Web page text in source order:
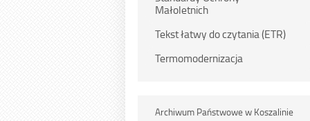
Małoletnich
Tekst łatwy do czytania (ETR)
Termomodernizacja
Archiwum Państwowe w Koszalinie